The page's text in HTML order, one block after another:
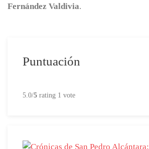
Fernández Valdivia.
Puntuación
5.0/5 rating 1 vote